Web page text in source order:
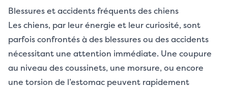
Blessures et accidents fréquents des chiens
Les chiens, par leur énergie et leur curiosité, sont
parfois confrontés à des blessures ou des accidents
nécessitant une attention immédiate. Une coupure
au niveau des coussinets, une morsure, ou encore
une torsion de l’estomac peuvent rapidement